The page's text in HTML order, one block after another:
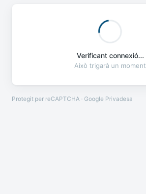
Verificant connexió...
Això trigarà un moment
Protegit per reCAPTCHA · Google Privadesa